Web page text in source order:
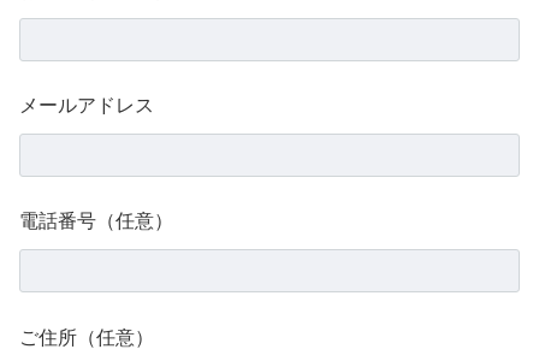
メールアドレス
電話番号（任意）
ご住所（任意）